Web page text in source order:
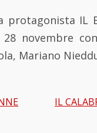
IL
novembre
Mariano
IL